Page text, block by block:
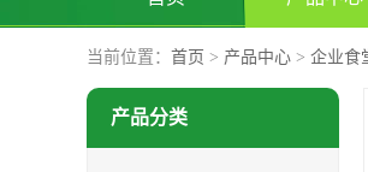
当前位置： 首页 > 产品中心 > 企业食
产品分类